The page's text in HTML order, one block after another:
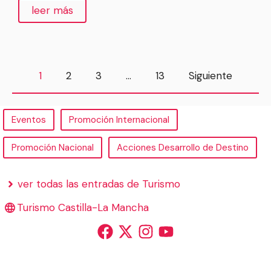
leer más
1 2 3 … 13 Siguiente
Eventos Promoción Internacional
Promoción Nacional Acciones Desarrollo de Destino
ver todas las entradas de Turismo
Turismo Castilla-La Mancha